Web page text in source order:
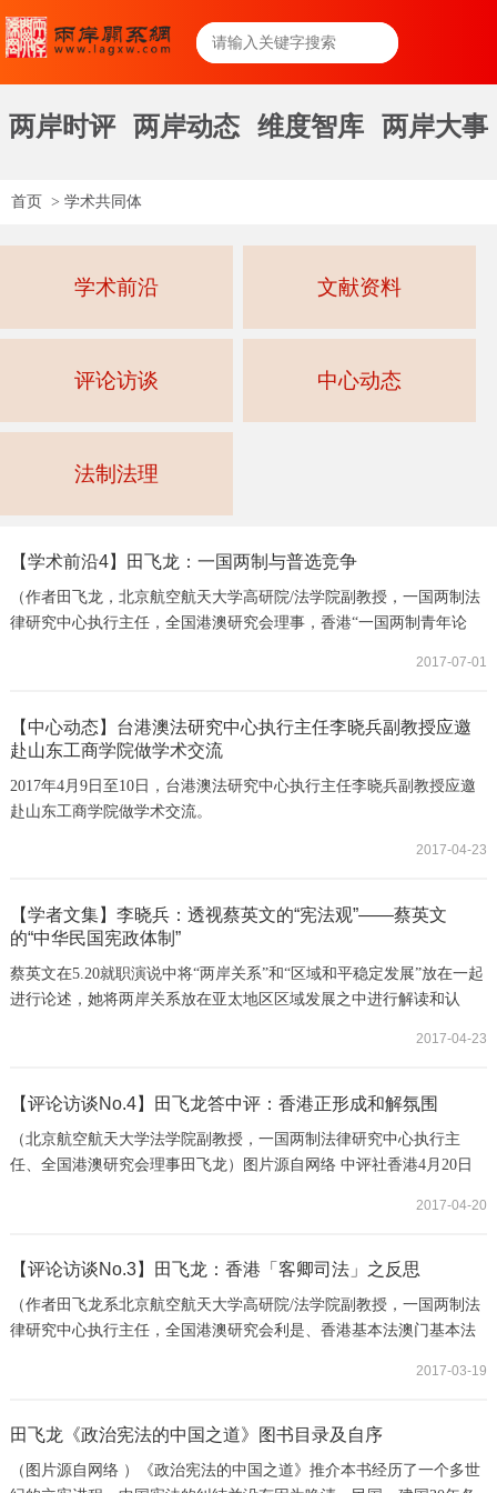
两岸时评 两岸动态 维度智库 两岸大事
首页 > 学术共同体
学术前沿 文献资料
评论访谈 中心动态
法制法理
【学术前沿4】田飞龙：一国两制与普选竞争
（作者田飞龙，北京航空航天大学高研院/法学院副教授，一国两制法
律研究中心执行主任，全国港澳研究会理事，香港“一国两制青年论
来，香港依然是国际最自由经济体，其金融中心地位与法治权威得到
巩固，政治与社会发展有序展开，两制在...
2017-07-01
【中心动态】台港澳法研究中心执行主任李晓兵副教授应邀
赴山东工商学院做学术交流
2017年4月9日至10日，台港澳法研究中心执行主任李晓兵副教授应邀
赴山东工商学院做学术交流。
2017-04-23
【学者文集】李晓兵：透视蔡英文的“宪法观”——蔡英文
的“中华民国宪政体制”
蔡英文在5.20就职演说中将“两岸关系”和“区域和平稳定发展”放在一起
进行论述，她将两岸关系放在亚太地区区域发展之中进行解读和认
2017-04-23
【评论访谈No.4】田飞龙答中评：香港正形成和解氛围
（北京航空航天大学法学院副教授，一国两制法律研究中心执行主
任、全国港澳研究会理事田飞龙）图片源自网络 中评社香港4月20日
任、全国港澳研究会理事田飞龙对中评社表示，从胡志伟的“特赦
论”及各界反应来看，香港社会正在逐步形成有利...
2017-04-20
【评论访谈No.3】田飞龙：香港「客卿司法」之反思
（作者田飞龙系北京航空航天大学高研院/法学院副教授，一国两制法
律研究中心执行主任，全国港澳研究会利是、香港基本法澳门基本法
分离主义，不利于香港繁荣稳定及《基本法》秩序维护。其中的重要
争议是外籍法官的立场与裁判是否适合维护香港...
2017-03-19
田飞龙《政治宪法的中国之道》图书目录及自序
（图片源自网络 ）《政治宪法的中国之道》推介本书经历了一个多世